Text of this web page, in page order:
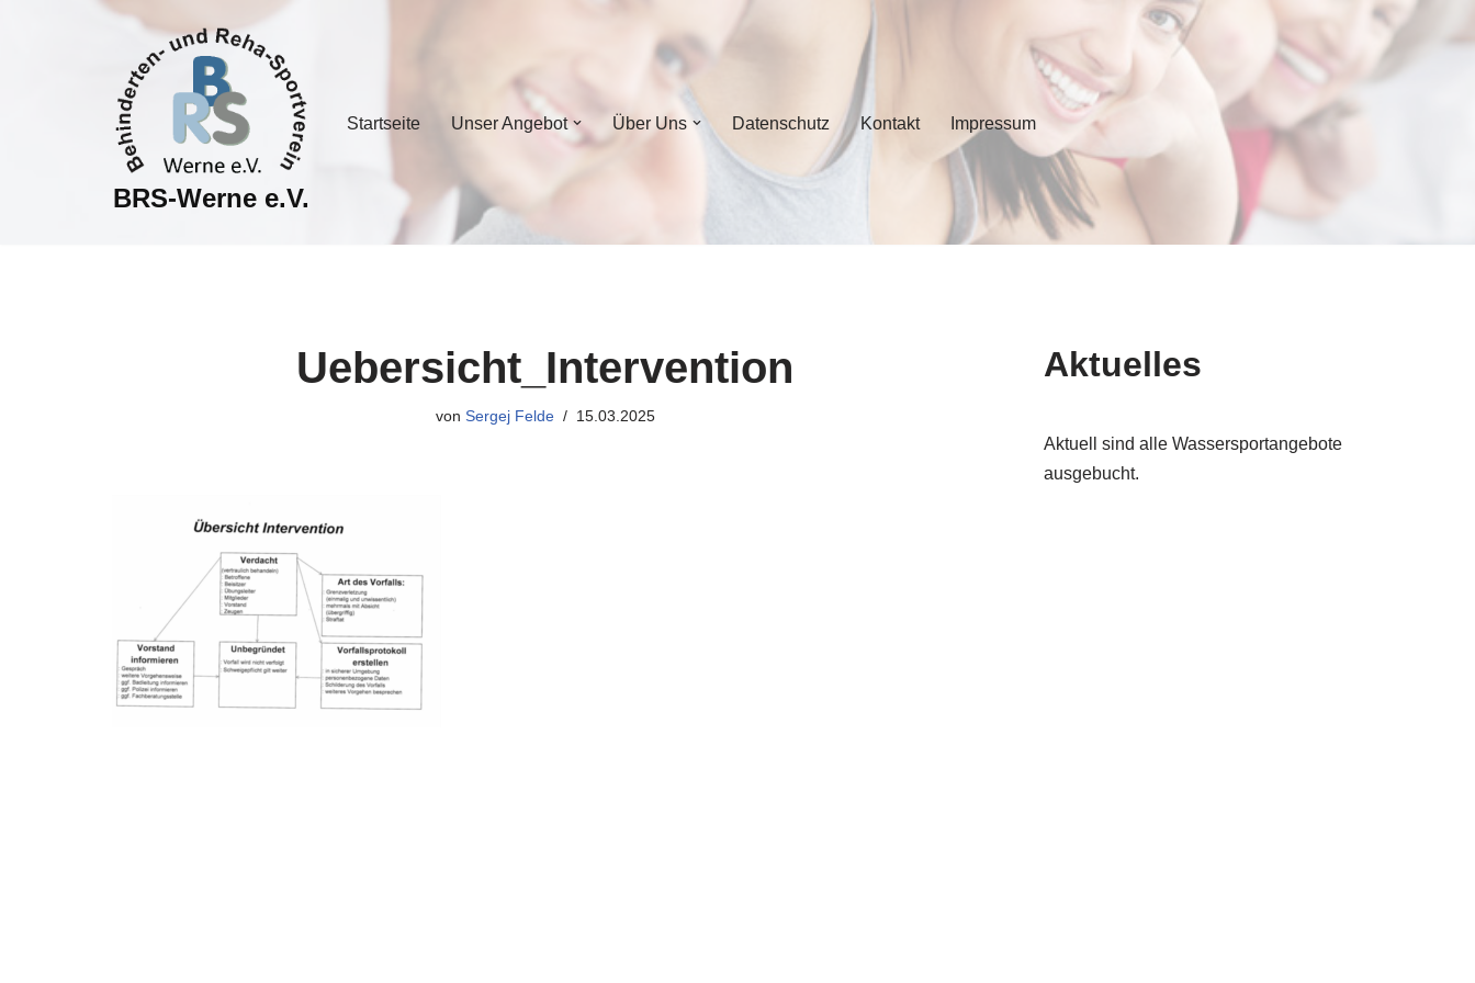
BRS-Werne e.V.
Startseite Unser Angebot Über Uns Datenschutz Kontakt Impressum
Uebersicht_Intervention
von Sergej Felde 15.03.2025
Aktuelles
Aktuell sind alle Wassersportangebote
ausgebucht.